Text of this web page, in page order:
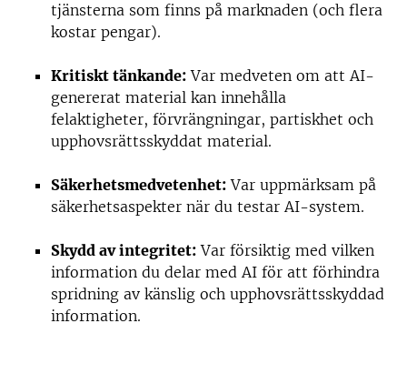
tjänsterna som finns på marknaden (och flera
kostar pengar).
Kritiskt tänkande: Var medveten om att AI-
genererat material kan innehålla
felaktigheter, förvrängningar, partiskhet och
upphovsrättsskyddat material.
Säkerhetsmedvetenhet: Var uppmärksam på
säkerhetsaspekter när du testar AI-system.
Skydd av integritet: Var försiktig med vilken
information du delar med AI för att förhindra
spridning av känslig och upphovsrättsskyddad
information.